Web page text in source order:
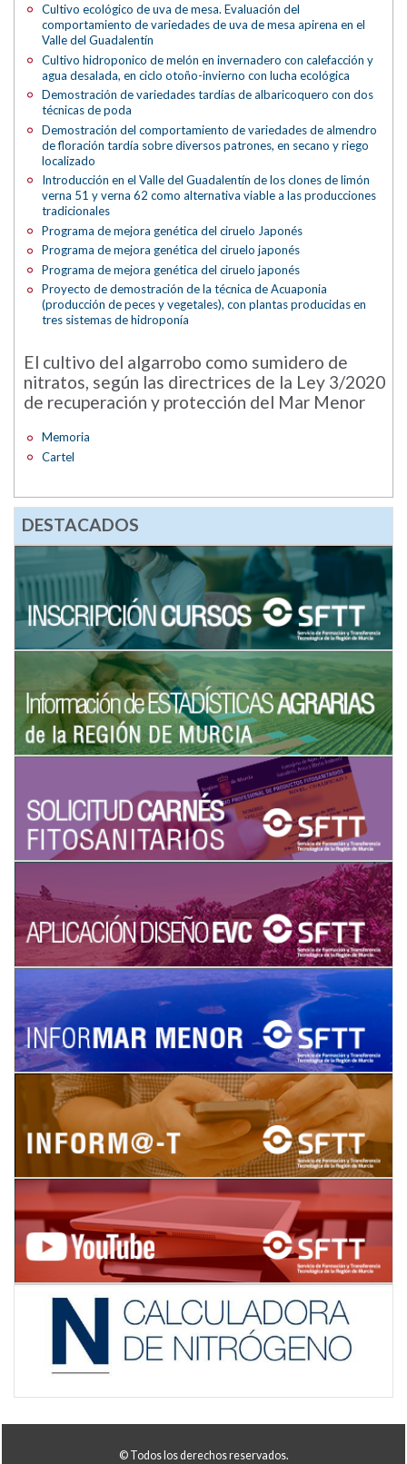
Cultivo ecológico de uva de mesa. Evaluación del
comportamiento de variedades de uva de mesa apirena en el
Valle del Guadalentín
Cultivo hidroponico de melón en invernadero con calefacción y
agua desalada, en ciclo otoño-invierno con lucha ecológica
Demostración de variedades tardías de albaricoquero con dos
técnicas de poda
Demostración del comportamiento de variedades de almendro
de floración tardía sobre diversos patrones, en secano y riego
localizado
Introducción en el Valle del Guadalentín de los clones de limón
verna 51 y verna 62 como alternativa viable a las producciones
tradicionales
Programa de mejora genética del ciruelo Japonés
Programa de mejora genética del ciruelo japonés
Programa de mejora genética del ciruelo japonés
Proyecto de demostración de la técnica de Acuaponia
(producción de peces y vegetales), con plantas producidas en
tres sistemas de hidroponía
El cultivo del algarrobo como sumidero de
nitratos, según las directrices de la Ley 3/2020
de recuperación y protección del Mar Menor
Memoria
Cartel
DESTACADOS
© Todos los derechos reservados.